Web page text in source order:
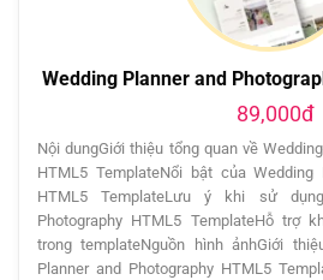
Wedding Planner and
89,000đ
Nội dungGiới thiệu tổng quan về
HTML5 TemplateNổi bật của Wedding
HTML5 TemplateLưu ý khi sử
Photography HTML5 TemplateHỗ trợ
trong templateNguồn hình ảnhGiới
Planner and Photography HTML5